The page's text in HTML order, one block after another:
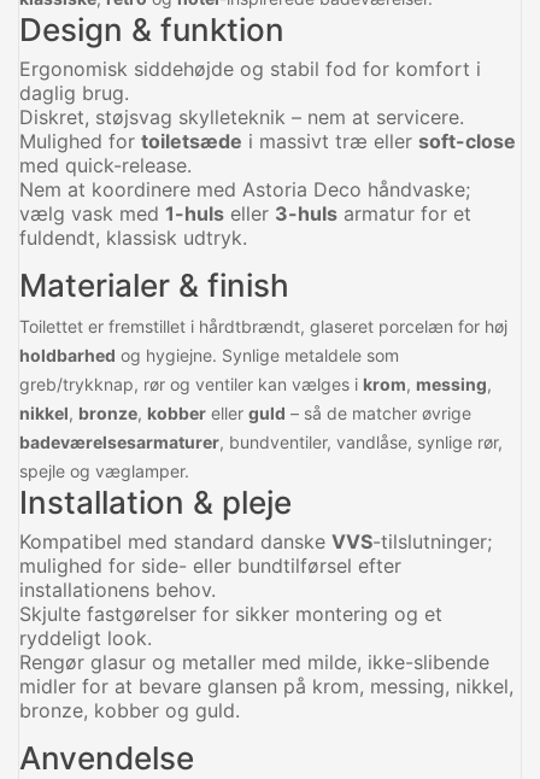
Design & funktion
Ergonomisk siddehøjde og stabil fod for komfort i
daglig brug.
Diskret, støjsvag skylleteknik – nem at servicere.
Mulighed for toiletsæde i massivt træ eller soft-close
med quick-release.
Nem at koordinere med Astoria Deco håndvaske;
vælg vask med 1-huls eller 3-huls armatur for et
fuldendt, klassisk udtryk.
Materialer & finish
Toilettet er fremstillet i hårdtbrændt, glaseret porcelæn for høj
holdbarhed og hygiejne. Synlige metaldele som
greb/trykknap, rør og ventiler kan vælges i krom, messing,
nikkel, bronze, kobber eller guld – så de matcher øvrige
badeværelsesarmaturer, bundventiler, vandlåse, synlige rør,
spejle og væglamper.
Installation & pleje
Kompatibel med standard danske VVS-tilslutninger;
mulighed for side- eller bundtilførsel efter
installationens behov.
Skjulte fastgørelser for sikker montering og et
ryddeligt look.
Rengør glasur og metaller med milde, ikke-slibende
midler for at bevare glansen på krom, messing, nikkel,
bronze, kobber og guld.
Anvendelse